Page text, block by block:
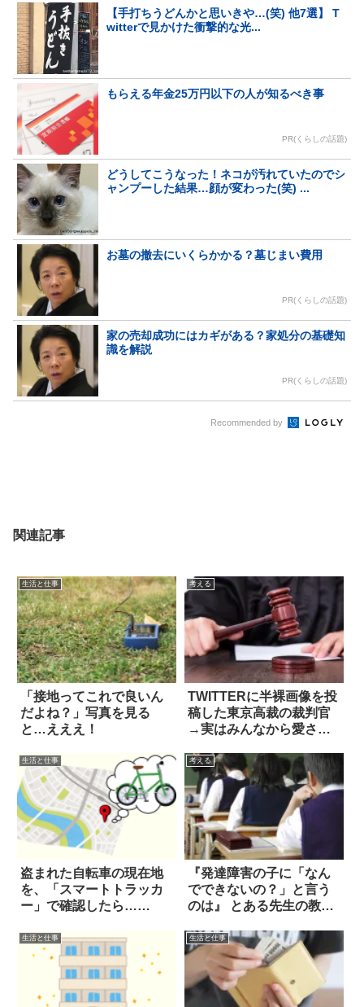
【手打ちうどんかと思いきや…(笑) 他7選】 T
witterで見かけた衝撃的な光...
もらえる年金25万円以下の人が知るべき事
PR(くらしの話題)
どうしてこうなった！ネコが汚れていたのでシ
ャンプーした結果…顔が変わった(笑) ...
お墓の撤去にいくらかかる？墓じまい費用
PR(くらしの話題)
家の売却成功にはカギがある？家処分の基礎知
識を解説
PR(くらしの話題)
Recommended by
関連記事
生活と仕事
「接地ってこれで良いん
だよね？」写真を見る
と…えええ！
考える
TWITTERに半裸画像を投
稿した東京高裁の裁判官
→実はみんなから愛され
生活と仕事
盗まれた自転車の現在地
を、「スマートトラッカ
ー」で確認したら…
考える
『発達障害の子に「なん
でできないの？」と言う
のは』 とある先生の教え
生活と仕事 生活と仕事